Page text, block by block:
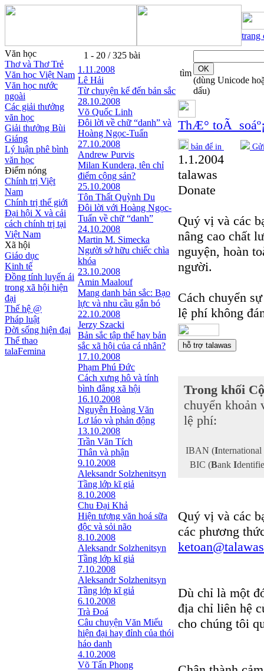
trang
Văn học
Thơ và Thơ Trẻ
Văn học Việt Nam
Văn học nước
ngoài
Các giải thưởng
văn học
Giải thưởng Bùi
Giáng
Lý luận phê bình
văn học
Điểm nóng
Chính trị Việt
Nam
Chính trị thế giới
Đại hội X và cải
cách chính trị tại
Việt Nam
Xã hội
Giáo dục
Kinh tế
Đồng tính luyến ái
trong xã hội hiện
đại
Thế hệ @
Pháp luật
Đời sống hiện đại
Thể thao
talaFemina
1 - 20 / 325 bài
1.11.2008
Lê Hải
Từ chuyện kể đến bản sắc
28.10.2008
Võ Quốc Linh
Đôi lời về chữ “danh” và
Hoàng Ngọc-Tuấn
27.10.2008
Andrew Purvis
Milan Kundera, tên chỉ
điểm cộng sản?
25.10.2008
Tôn Thất Quỳnh Du
Đôi lời với Hoàng Ngọc-
Tuấn về chữ “danh”
24.10.2008
Martin M. Simecka
Người sở hữu chiếc chìa
khóa
23.10.2008
Amin Maalouf
Mang danh bản sắc: Bạo
lực và nhu cầu gắn bó
22.10.2008
Jerzy Szacki
Bản sắc tập thể hay bản
sắc xã hội của cá nhân?
17.10.2008
Phạm Phú Đức
Cách xưng hô và tính
bình đẳng xã hội
16.10.2008
Nguyễn Hoàng Văn
Lơ láo và phản động
13.10.2008
Trần Văn Tích
Thân và phận
9.10.2008
Aleksandr Solzhenitsyn
Tầng lớp kĩ giả
8.10.2008
Chu Đại Khả
Hiện tượng văn hoá sữa
độc và sỏi não
8.10.2008
Aleksandr Solzhenitsyn
Tầng lớp kĩ giả
7.10.2008
Aleksandr Solzhenitsyn
Tầng lớp kĩ giả
6.10.2008
Trà Đoá
Câu chuyện Văn Miếu
hiện đại hay đỉnh của thói
háo danh
4.10.2008
Võ Tấn Phong
tìm
(dùng Unicode
dấu)
ThÆ° toÃ
bản để in
1.1.2004
talawas
Donate
Quý vị và các
nâng cao chất
nguyện, hoàn
người.
Cách chuyển
lệ phí không
Trong khối
chuyển khoản
lệ phí:
IBAN (International
BIC (Bank I
Quý vị và các
các phương
Dù chỉ là một
địa chỉ liên hệ
cho chúng tôi